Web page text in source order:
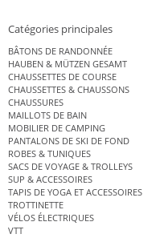
Catégories principales
BÂTONS DE RANDONNÉE
HAUBEN & MÜTZEN GESAMT
CHAUSSETTES DE COURSE
CHAUSSETTES & CHAUSSONS
CHAUSSURES
MAILLOTS DE BAIN
MOBILIER DE CAMPING
PANTALONS DE SKI DE FOND
ROBES & TUNIQUES
SACS DE VOYAGE & TROLLEYS
SUP & ACCESSOIRES
TAPIS DE YOGA ET ACCESSOIRES
TROTTINETTE
VÉLOS ÉLECTRIQUES
VTT